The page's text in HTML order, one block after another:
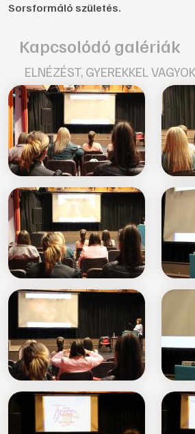
Sorsformáló születés.
Kapcsolódó galériák
ELNÉZÉST, GYEREKKEL